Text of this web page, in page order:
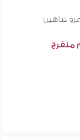
شاهين
منفرج